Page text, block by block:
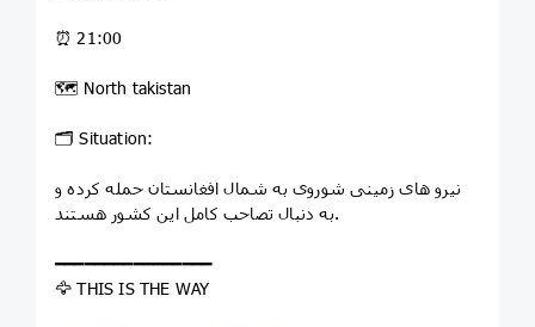
⏰ 21:00
🗺 North takistan
🗂 Situation:
نیرو های زمینی شوروی به شمال افغانستان حمله کرده و
به دنبال تصاحب کامل این کشور هستند.
━━━━━━━━━━━━━━━━
🦅 THIS IS THE WAY